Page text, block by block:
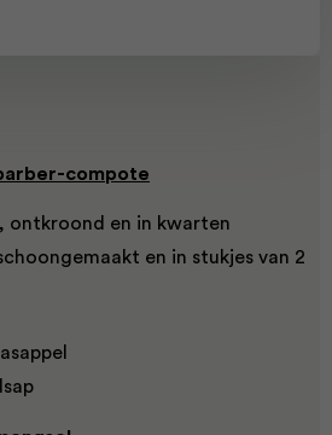
compote
ontkroond en in kwarten
en in stukjes van 2